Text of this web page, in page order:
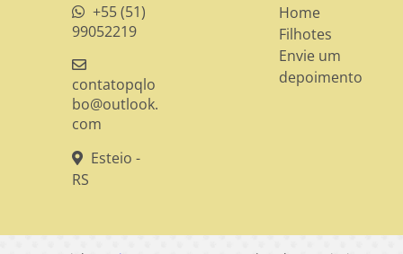
+55 (51)
99052219
contatopqlo
bo@outlook.
com
Esteio -
RS
Home
Filhotes
Envie um
depoimento